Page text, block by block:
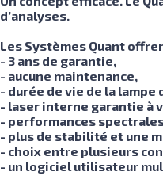
d’analyses.
Les Systèmes Quant
- 3 ans de garantie,
- aucune maintenance,
- durée de vie de la lampe
- laser interne garantie à
- performances
- plus de stabilité et une
- choix entre plusieurs
- un logiciel utilisateur